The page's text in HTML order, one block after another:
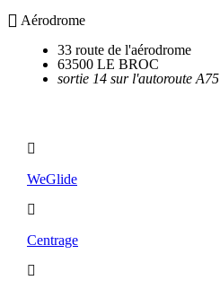
Aérodrome
33 route de l'aérodrome
63500 LE BROC
sortie 14 sur l'autoroute A75
WeGlide
Centrage